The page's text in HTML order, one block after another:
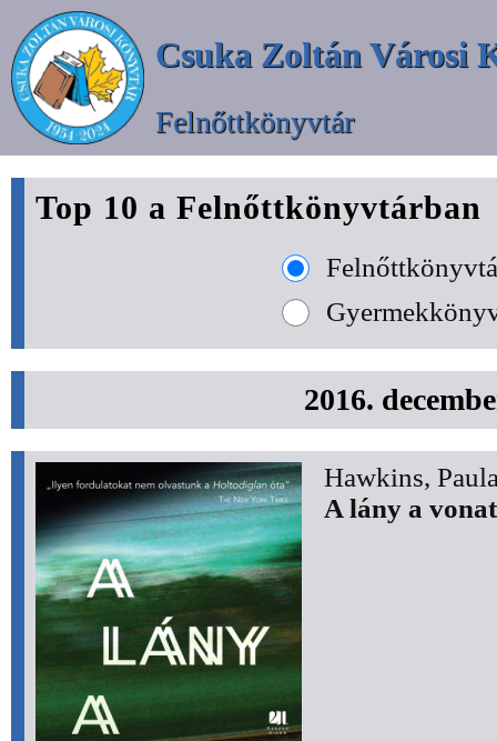
Csuka Zoltán Városi
Felnőttkönyvtár
Top 10 a Felnőttkönyvtárban
2016.
Hawkins,
A lány a